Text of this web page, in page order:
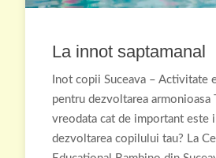
La innot saptamanal
Inot copii Suceava – Activitate
pentru dezvoltarea armonioasa
vreodata cat de important este
dezvoltarea copilului tau? La